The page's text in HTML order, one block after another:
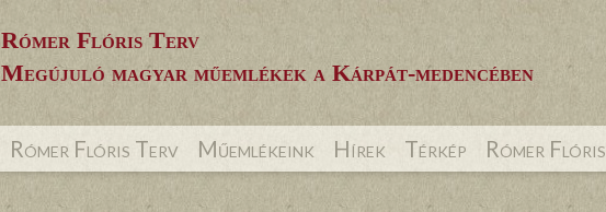
Rómer Flóris Terv
Megújuló magyar műemlékek a Kárpát-medencében
Rómer Flóris Terv Műemlékeink Hírek Térkép Rómer Flóris